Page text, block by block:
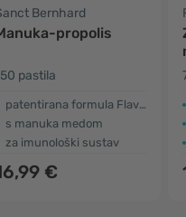
Bernhard
propolis
pastila
patentirana formula Flavoxale®
s manuka medom
za imunološki sustav
€